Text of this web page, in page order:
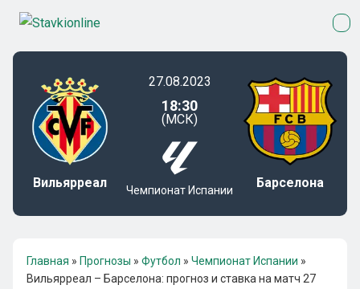
Вильярреал
27.08.2023
18:30
(МСК)
Чемпионат Испании Барселона
Главная » Прогнозы » Футбол » Чемпионат Испании »
Вильярреал – Барселона: прогноз и ставка на матч 27